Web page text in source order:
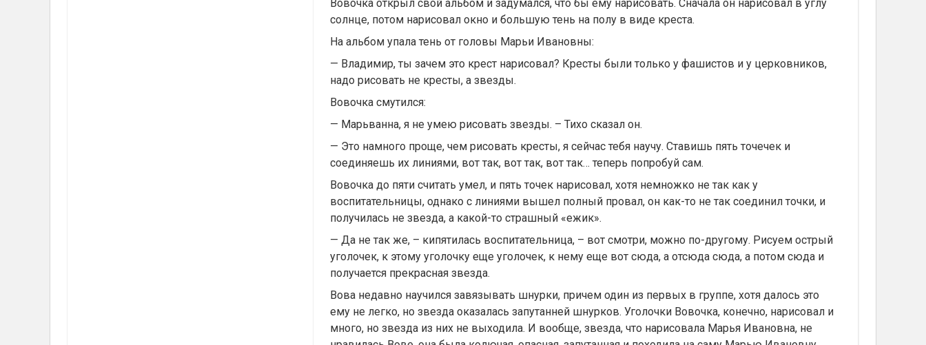
Вовочка открыл свой альбом и задумался, что бы ему нарисовать. Сначала он нарисовал в углу
солнце, потом нарисовал окно и большую тень на полу в виде креста.
На альбом упала тень от головы Марьи Ивановны:
— Владимир, ты зачем это крест нарисовал? Кресты были только у фашистов и у церковников,
надо рисовать не кресты, а звезды.
Вовочка смутился:
— Марьванна, я не умею рисовать звезды. – Тихо сказал он.
— Это намного проще, чем рисовать кресты, я сейчас тебя научу. Ставишь пять точечек и
соединяешь их линиями, вот так, вот так, вот так… теперь попробуй сам.
Вовочка до пяти считать умел, и пять точек нарисовал, хотя немножко не так как у
воспитательницы, однако с линиями вышел полный провал, он как-то не так соединил точки, и
получилась не звезда, а какой-то страшный «ежик».
— Да не так же, – кипятилась воспитательница, – вот смотри, можно по-другому. Рисуем острый
уголочек, к этому уголочку еще уголочек, к нему еще вот сюда, а отсюда сюда, а потом сюда и
получается прекрасная звезда.
Вова недавно научился завязывать шнурки, причем один из первых в группе, хотя далось это
ему не легко, но звезда оказалась запутанней шнурков. Уголочки Вовочка, конечно, нарисовал и
много, но звезда из них не выходила. И вообще, звезда, что нарисовала Марья Ивановна, не